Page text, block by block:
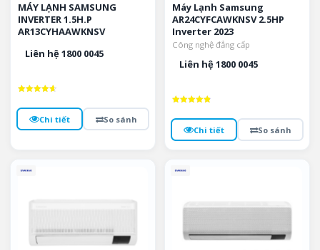
MÁY LẠNH SAMSUNG
INVERTER 1.5H.P
AR13CYHAAWKNSV
Liên hệ 1800 0045
hạng
5 saoChi tiết So sánh
Máy Lạnh Samsung
AR24CYFCAWKNSV 2.5HP
Inverter 2023
Công nghệ đẳng cấp
Liên hệ 1800 0045
hạng
5 saoChi tiết So sánh